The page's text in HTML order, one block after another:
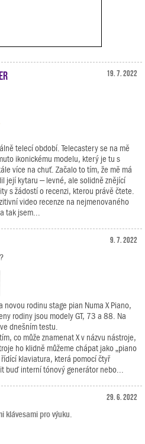
19. 7. 2022
telecí období. Telecastery se na mě
ikonickému modelu, který je tu s
více na chuť. Začalo to tím, že mě má
její kytaru – levné, ale solidně znějící
s žádostí o recenzi, kterou právě čtete.
video recenze na nejmenovaného
tak jsem...
9. 7. 2022
rodinu stage pian Numa X Piano,
rodiny jsou modely GT, 73 a 88. Na
dnešním testu.
co může znamenat X v názvu nástroje,
ho klidně můžeme chápat jako „piano
klaviatura, která pomocí čtyř
buď interní tónový generátor nebo...
29. 6. 2022
klávesami pro výuku.